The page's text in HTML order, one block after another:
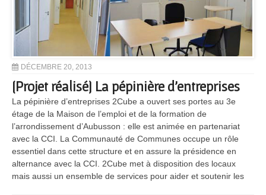
DÉCEMBRE 20, 2013
[Projet réalisé] La pépinière d’entreprises
La pépinière d’entreprises 2Cube a ouvert ses portes au 3e
étage de la Maison de l’emploi et de la formation de
l’arrondissement d’Aubusson : elle est animée en partenariat
avec la CCI. La Communauté de Communes occupe un rôle
essentiel dans cette structure et en assure la présidence en
alternance avec la CCI. 2Cube met à disposition des locaux
mais aussi un ensemble de services pour aider et soutenir les